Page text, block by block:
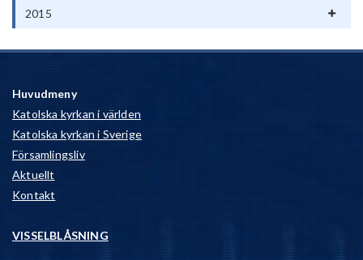
2015
Huvudmeny
Katolska kyrkan i världen
Katolska kyrkan i Sverige
Församlingsliv
Aktuellt
Kontakt
VISSELBLÅSNING